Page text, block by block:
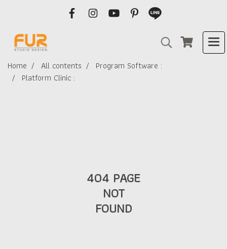
Home All contents
Program Software :
Platform Clinic :
404 PAGE
NOT
FOUND